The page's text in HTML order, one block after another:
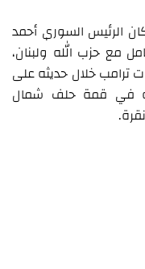
الرئيس السوري أحمد
مع حزب الله ولبنان،
ترامب خلال حديثه على
في قمة حلف شمال